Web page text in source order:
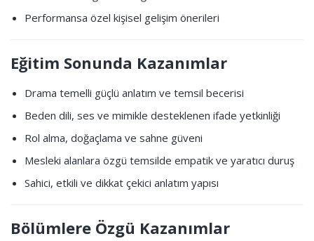
Performansa özel kişisel gelişim önerileri
Eğitim Sonunda Kazanımlar
Drama temelli güçlü anlatım ve temsil becerisi
Beden dili, ses ve mimikle desteklenen ifade yetkinliği
Rol alma, doğaçlama ve sahne güveni
Mesleki alanlara özgü temsilde empatik ve yaratıcı duruş
Sahici, etkili ve dikkat çekici anlatım yapısı
Bölümlere Özgü Kazanımlar